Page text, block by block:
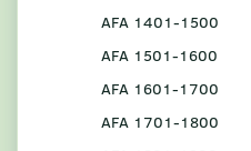
AFA 1401-1500
AFA 1501-1600
AFA 1601-1700
AFA 1701-1800